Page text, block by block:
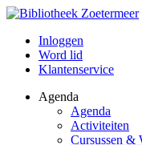
Inloggen
Word lid
Klantenservice
Agenda
Agenda
Activiteiten
Cursussen &